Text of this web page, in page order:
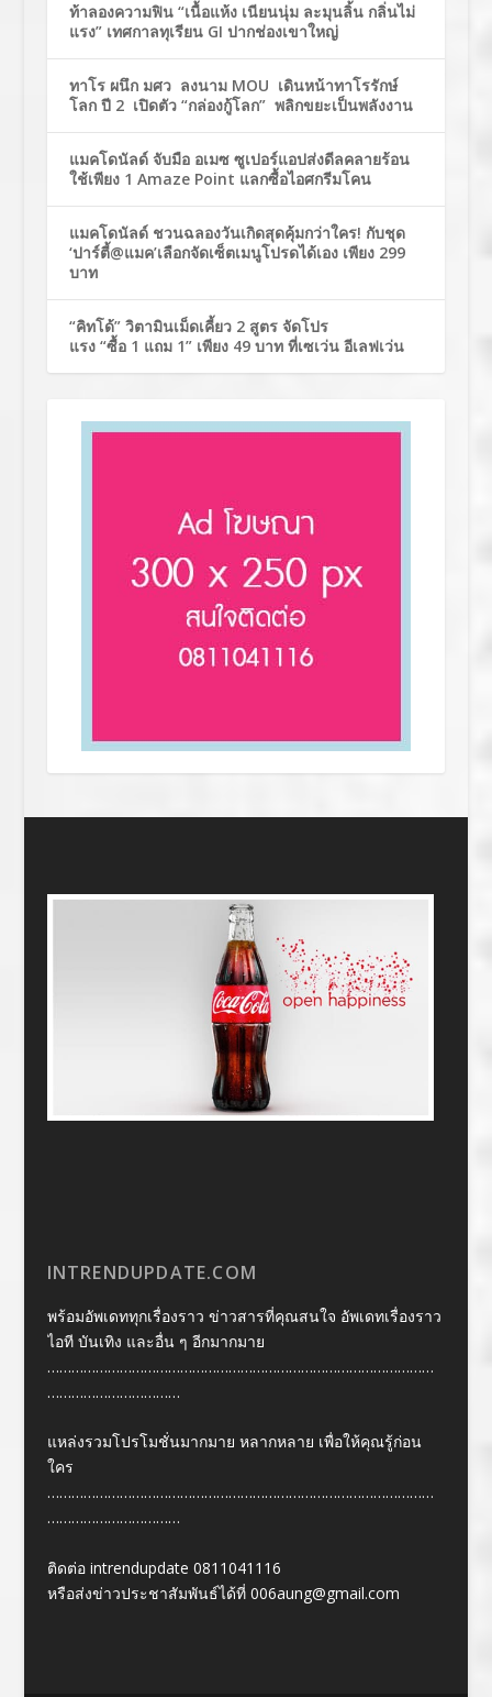
ท้าลองความฟิน “เนื้อแห้ง เนียนนุ่ม ละมุนลิ้น กลิ่นไม่
แรง” เทศกาลทุเรียน GI ปากช่องเขาใหญ่
ทาโร ผนึก มศว ลงนาม MOU เดินหน้าทาโรรักษ์
โลก ปี 2 เปิดตัว “กล่องกู้โลก” พลิกขยะเป็นพลังงาน
แมคโดนัลด์ จับมือ อเมซ ซูเปอร์แอปส่งดีลคลายร้อน
ใช้เพียง 1 Amaze Point แลกซื้อไอศกรีมโคน
แมคโดนัลด์ ชวนฉลองวันเกิดสุดคุ้มกว่าใคร! กับชุด
‘ปาร์ตี้@แมค’เลือกจัดเซ็ตเมนูโปรดได้เอง เพียง 299
บาท
“คิทโด้” วิตามินเม็ดเคี้ยว 2 สูตร จัดโปร
แรง “ซื้อ 1 แถม 1” เพียง 49 บาท ที่เซเว่น อีเลฟเว่น
INTRENDUPDATE.COM
พร้อมอัพเดททุกเรื่องราว ข่าวสารที่คุณสนใจ อัพเดทเรื่องราว
ไอที บันเทิง และอื่น ๆ อีกมากมาย
……………………………………………………………………………………
……………………………
แหล่งรวมโปรโมชั่นมากมาย หลากหลาย เพื่อให้คุณรู้ก่อน
ใคร
……………………………………………………………………………………
……………………………
ติดต่อ intrendupdate 0811041116
หรือส่งข่าวประชาสัมพันธ์ได้ที่ 006aung@gmail.com